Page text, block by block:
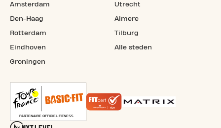
Amsterdam
Den-Haag
Rotterdam
Eindhoven
Groningen
Utrecht
Almere
Tilburg
Alle steden